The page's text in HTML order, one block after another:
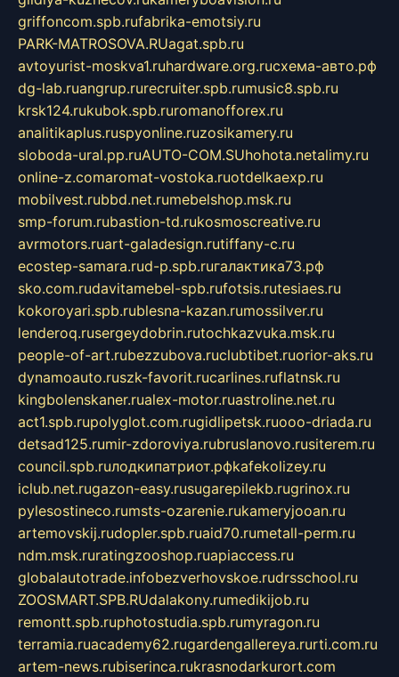
griffoncom.spb.rufabrika-emotsiy.ru
PARK-MATROSOVA.RUagat.spb.ru
avtoyurist-moskva1.ruhardware.org.ruсхема-авто.рф
dg-lab.ruangrup.rurecruiter.spb.rumusic8.spb.ru
krsk124.rukubok.spb.ruromanofforex.ru
analitikaplus.ruspyonline.ruzosikamery.ru
sloboda-ural.pp.ruAUTO-COM.SUhohota.netalimy.ru
online-z.comaromat-vostoka.ruotdelkaexp.ru
mobilvest.rubbd.net.rumebelshop.msk.ru
smp-forum.rubastion-td.rukosmoscreative.ru
avrmotors.ruart-galadesign.rutiffany-c.ru
ecostep-samara.rud-p.spb.ruгалактика73.рф
sko.com.rudavitamebel-spb.rufotsis.rutesiaes.ru
kokoroyari.spb.rublesna-kazan.rumossilver.ru
lenderoq.rusergeydobrin.rutochkazvuka.msk.ru
people-of-art.rubezzubova.ruclubtibet.ruorior-aks.ru
dynamoauto.ruszk-favorit.rucarlines.ruflatnsk.ru
kingbolenskaner.rualex-motor.ruastroline.net.ru
act1.spb.rupolyglot.com.rugidlipetsk.ruooo-driada.ru
detsad125.rumir-zdoroviya.rubruslanovo.rusiterem.ru
council.spb.ruлодкипатриот.рфkafekolizey.ru
iclub.net.rugazon-easy.rusugarepilekb.rugrinox.ru
pylesostineco.rumsts-ozarenie.rukameryjooan.ru
artemovskij.rudopler.spb.ruaid70.rumetall-perm.ru
ndm.msk.ruratingzooshop.ruapiaccess.ru
globalautotrade.infobezverhovskoe.rudrsschool.ru
ZOOSMART.SPB.RUdalakony.rumedikijob.ru
remontt.spb.ruphotostudia.spb.rumyragon.ru
terramia.ruacademy62.rugardengallereya.rurti.com.ru
artem-news.rubiserinca.rukrasnodarkurort.com